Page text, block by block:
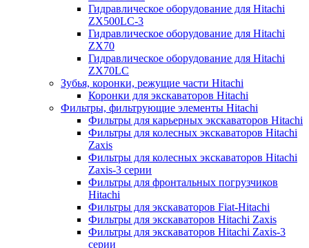
Гидравлическое оборудование для Hitachi
ZX500LC-3
Гидравлическое оборудование для Hitachi
ZX70
Гидравлическое оборудование для Hitachi
ZX70LC
Зубья, коронки, режущие части Hitachi
Коронки для экскаваторов Hitachi
Фильтры, фильтрующие элементы Hitachi
Фильтры для карьерных экскаваторов Hitachi
Фильтры для колесных экскаваторов Hitachi
Zaxis
Фильтры для колесных экскаваторов Hitachi
Zaxis-3 серии
Фильтры для фронтальных погрузчиков
Hitachi
Фильтры для экскаваторов Fiat-Hitachi
Фильтры для экскаваторов Hitachi Zaxis
Фильтры для экскаваторов Hitachi Zaxis-3
серии